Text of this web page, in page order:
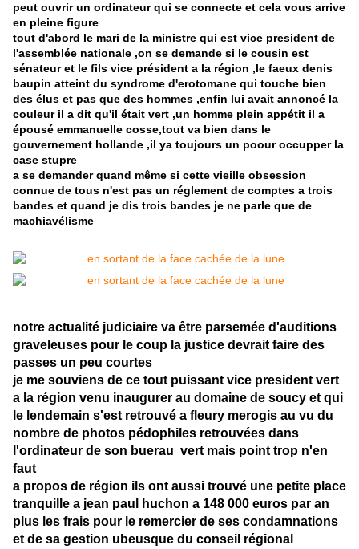
peut ouvrir un ordinateur qui se connecte et cela vous arrive
en pleine figure
tout d'abord le mari de la ministre qui est vice president de
l'assemblée nationale ,on se demande si le cousin est
sénateur et le fils vice président a la région ,le faeux denis
baupin atteint du syndrome d'erotomane qui touche bien
des élus et pas que des hommes ,enfin lui avait annoncé la
couleur il a dit qu'il était vert ,un homme plein appétit il a
épousé emmanuelle cosse,tout va bien dans le
gouvernement hollande ,il ya toujours un poour occupper la
case stupre
a se demander quand même si cette vieille obsession
connue de tous n'est pas un réglement de comptes a trois
bandes et quand je dis trois bandes je ne parle que de
machiavélisme
notre actualité judiciaire va être parsemée d'auditions
graveleuses pour le coup la justice devrait faire des
passes un peu courtes
je me souviens de ce tout puissant vice president vert
a la région venu inaugurer au domaine de soucy et qui
le lendemain s'est retrouvé a fleury merogis au vu du
nombre de photos pédophiles retrouvées dans
l'ordinateur de son buerau vert mais point trop n'en
faut
a propos de région ils ont aussi trouvé une petite place
tranquille a jean paul huchon a 148 000 euros par an
plus les frais pour le remercier de ses condamnations
et de sa gestion ubeusque du conseil régional